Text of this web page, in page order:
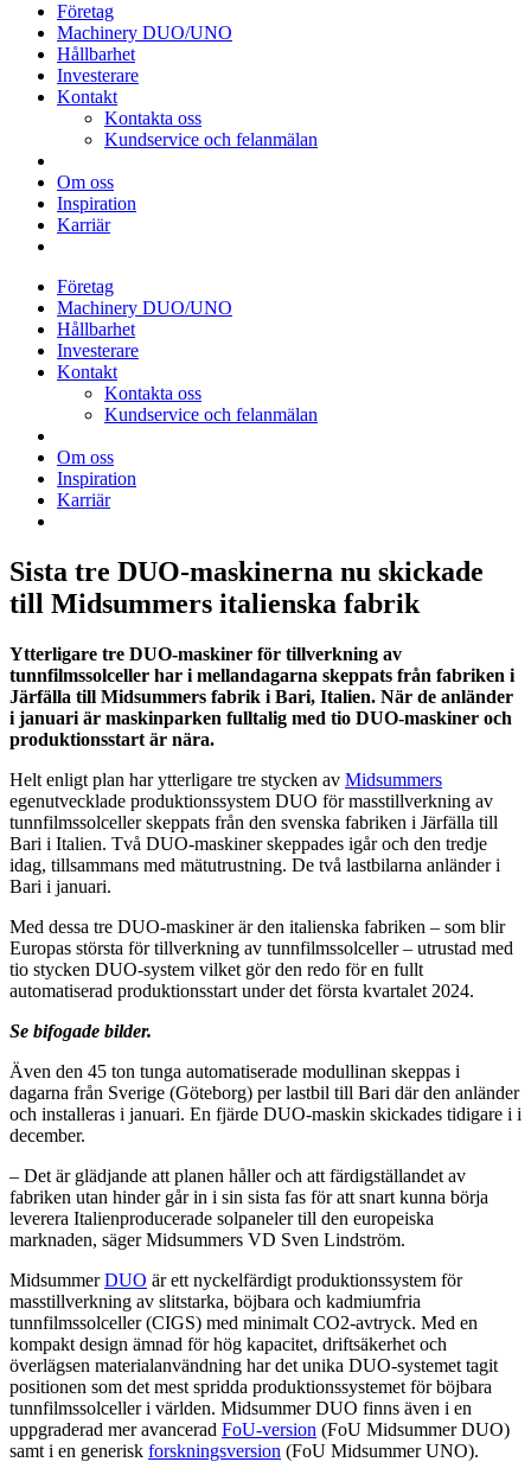
Företag
Machinery DUO/UNO
Hållbarhet
Investerare
Kontakt
Kontakta oss
Kundservice och felanmälan
Om oss
Inspiration
Karriär
Företag
Machinery DUO/UNO
Hållbarhet
Investerare
Kontakt
Kontakta oss
Kundservice och felanmälan
Om oss
Inspiration
Karriär
Sista tre DUO-maskinerna nu skickade
till Midsummers italienska fabrik
Ytterligare tre DUO-maskiner för tillverkning av
tunnfilmssolceller har i mellandagarna skeppats från fabriken i
Järfälla till Midsummers fabrik i Bari, Italien. När de anländer
i januari är maskinparken fulltalig med tio DUO-maskiner och
produktionsstart är nära.
Helt enligt plan har ytterligare tre stycken av Midsummers
egenutvecklade produktionssystem DUO för masstillverkning av
tunnfilmssolceller skeppats från den svenska fabriken i Järfälla till
Bari i Italien. Två DUO-maskiner skeppades igår och den tredje
idag, tillsammans med mätutrustning. De två lastbilarna anländer i
Bari i januari.
Med dessa tre DUO-maskiner är den italienska fabriken – som blir
Europas största för tillverkning av tunnfilmssolceller – utrustad med
tio stycken DUO-system vilket gör den redo för en fullt
automatiserad produktionsstart under det första kvartalet 2024.
Se bifogade bilder.
Även den 45 ton tunga automatiserade modullinan skeppas i
dagarna från Sverige (Göteborg) per lastbil till Bari där den anländer
och installeras i januari. En fjärde DUO-maskin skickades tidigare i i
december.
– Det är glädjande att planen håller och att färdigställandet av
fabriken utan hinder går in i sin sista fas för att snart kunna börja
leverera Italienproducerade solpaneler till den europeiska
marknaden, säger Midsummers VD Sven Lindström.
MidsummerDUO är ett nyckelfärdigt produktionssystem för
masstillverkning av slitstarka, böjbara och kadmiumfria
tunnfilmssolceller (CIGS) med minimalt CO2-avtryck. Med en
kompakt design ämnad för hög kapacitet, driftsäkerhet och
överlägsen materialanvändning har det unika DUO-systemet tagit
positionen som det mest spridda produktionssystemet för böjbara
tunnfilmssolceller i världen. Midsummer DUO finns även i en
uppgraderad mer avancerad FoU-version (FoU Midsummer DUO)
samt i en generisk forskningsversion (FoU Midsummer UNO).